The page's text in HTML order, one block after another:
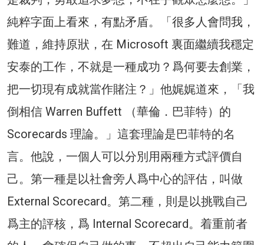
純粹字面上看來，有點矛盾。「很多人會問我，
難道，維持原狀，在 Microsoft 裏面繼續我穩定
安泰的工作，不就是一種成功？爲何要去創業，
把一切現有成就當作賭注？」他娓娓道來，「我
倒相信 Warren Buffett （華倫．巴菲特）的
Scorecards 理論。」這套理論是巴菲特的名
言。他說，一個人可以分別用兩種方式評價自
己。第一種是以社會旁人爲中心的評估，叫做
External Scorecard。第二種，則是以挑戰自己
爲主的評核，爲 Internal Scorecard。着重前者